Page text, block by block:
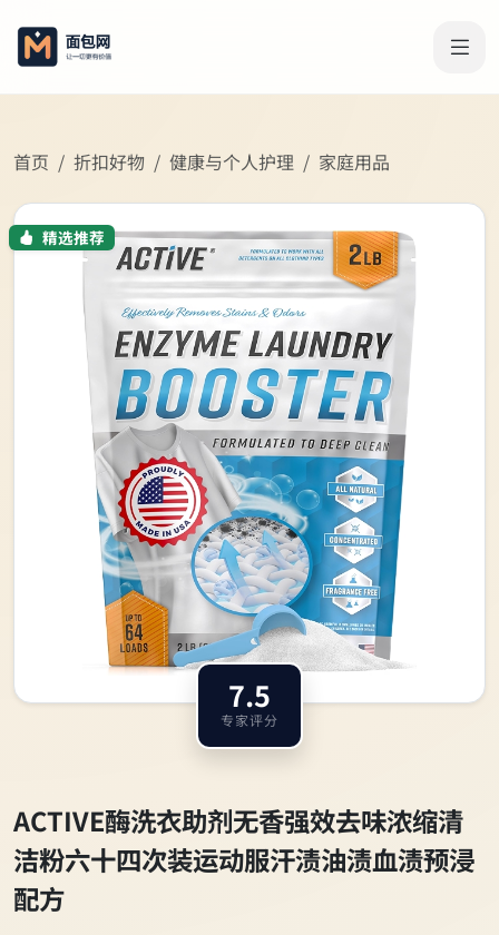
首页 折扣好物 健康与个人护理 家庭用品
精选推荐
7.5
专家评分
ACTIVE酶洗衣助剂无香强效去味浓缩清
洁粉六十四次装运动服汗渍油渍血渍预浸
配方